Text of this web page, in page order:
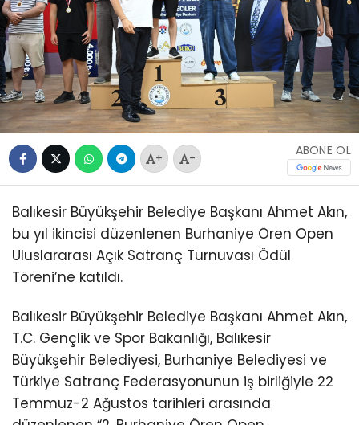
+ -
ABONE OL
Balıkesir Büyükşehir Belediye Başkanı Ahmet Akın,
bu yıl ikincisi düzenlenen Burhaniye Ören Open
Uluslararası Açık Satranç Turnuvası Ödül
Töreni’ne katıldı.
Balıkesir Büyükşehir Belediye Başkanı Ahmet Akın,
T.C. Gençlik ve Spor Bakanlığı, Balıkesir
Büyükşehir Belediyesi, Burhaniye Belediyesi ve
Türkiye Satranç Federasyonunun iş birliğiyle 22
Temmuz-2 Ağustos tarihleri arasında